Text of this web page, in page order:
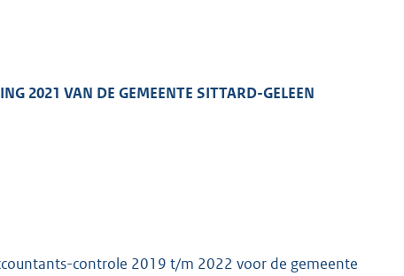
2021 VAN DE GEMEENTE SITTARD-GELEEN
controle 2019 t/m 2022 voor de gemeente